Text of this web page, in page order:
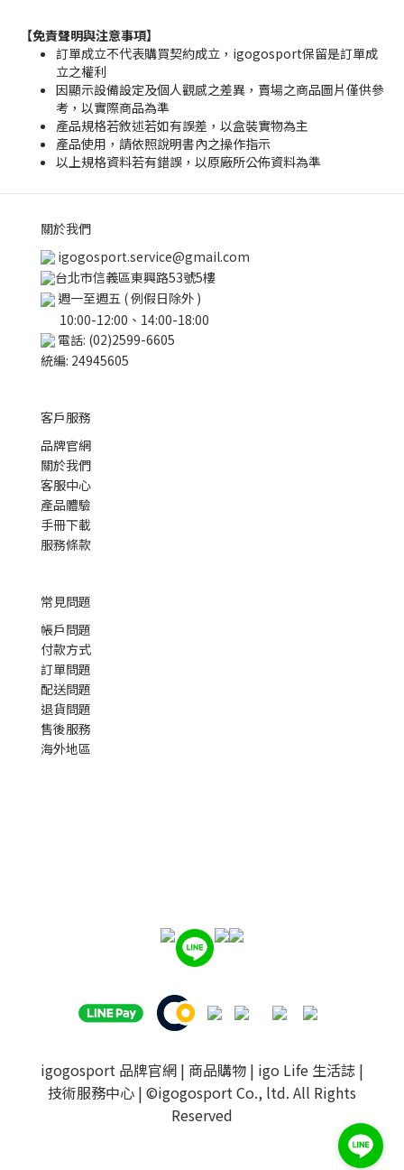
【免責聲明與注意事項】
訂單成立不代表購買契約成立，igogosport保留是訂單成
立之權利
因顯示設備設定及個人觀感之差異，賣場之商品圖片僅供參
考，以實際商品為準
產品規格若敘述若如有誤差，以盒裝實物為主
產品使用，請依照說明書內之操作指示
以上規格資料若有錯誤，以原廠所公佈資料為準
關於我們
igogosport.service@gmail.com
台北市信義區東興路53號5樓
週一至週五 ( 例假日除外 )
10:00-12:00、14:00-18:00
電話: (02)2599-6605
統編: 24945605
客戶服務
品牌官網
關於我們
客服中心
產品體驗
手冊下載
服務條款
常見問題
帳戶問題
付款方式
訂單問題
配送問題
退貨問題
售後服務
海外地區
igogosport 品牌官網 | 商品購物 | igo Life 生活誌 |
技術服務中心 | ©igogosport Co., ltd. All Rights
Reserved